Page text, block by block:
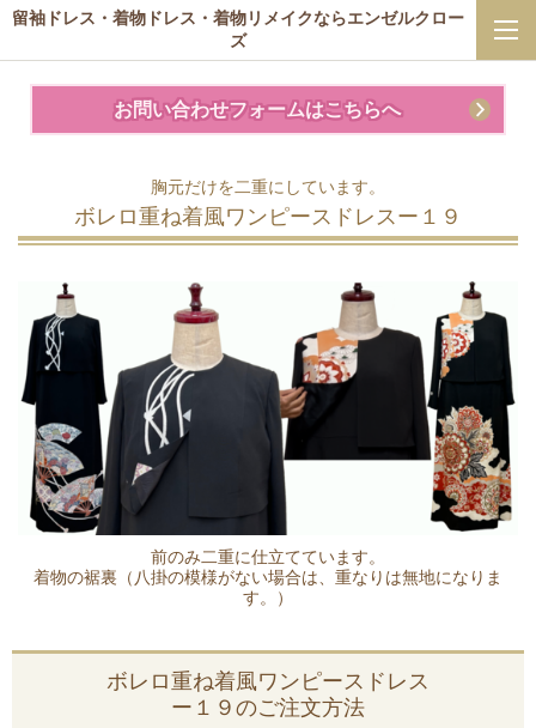
留袖ドレス・着物ドレス・着物リメイクならエンゼルクロー
ズ
お問い合わせフォームはこちらへ
胸元だけを二重にしています。
ボレロ重ね着風ワンピースドレスー１９
前のみ二重に仕立てています。
着物の裾裏（八掛の模様がない場合は、重なりは無地になりま
す。）
ボレロ重ね着風ワンピースドレス
ー１９のご注文方法